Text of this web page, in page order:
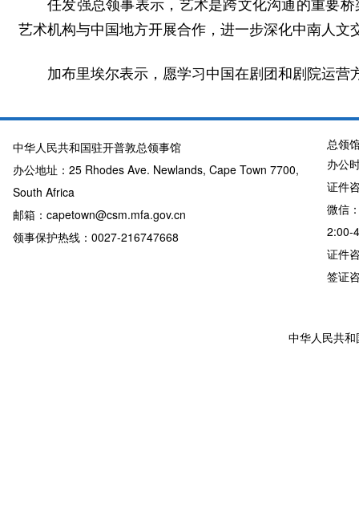
艺术机构与中国地方开展合作，进一步深化中南人文
加布里埃尔表示，愿学习中国在剧团和剧院运
中华人民共和国驻开普敦总领事馆
办公地址：25 Rhodes Ave. Newlands, Cape Town 7700,
South Africa
邮箱：capetown@csm.mfa.gov.cn
领事保护热线：0027-216747668
总领
办公
证件
微信
2:00-
证件
签证
中华人民共